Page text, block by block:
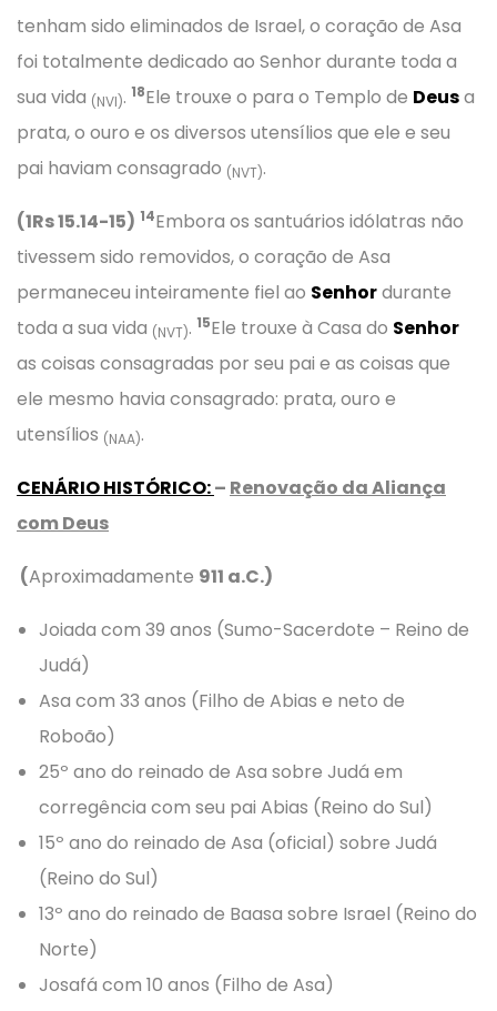
tenham sido eliminados de Israel, o coração de Asa
foi totalmente dedicado ao Senhor durante toda a
sua vida (NVI). 18Ele trouxe o para o Templo de Deusa
prata, o ouro e os diversos utensílios que ele e seu
pai haviam consagrado (NVT).
(1Rs 15.14-15) 14Embora os santuários idólatras não
tivessem sido removidos, o coração de Asa
permaneceu inteiramente fiel ao Senhordurante
toda a sua vida (NVT). 15Ele trouxe à Casa do Senhor
as coisas consagradas por seu pai e as coisas que
ele mesmo havia consagrado: prata, ouro e
utensílios (NAA).
CENÁRIO HISTÓRICO:– Renovação da Aliança
com Deus
(Aproximadamente 911 a.C.)
Joiada com 39 anos (Sumo-Sacerdote – Reino de
Judá)
Asa com 33 anos (Filho de Abias e neto de
Roboão)
25º ano do reinado de Asa sobre Judá em
corregência com seu pai Abias (Reino do Sul)
15º ano do reinado de Asa (oficial) sobre Judá
(Reino do Sul)
13º ano do reinado de Baasa sobre Israel (Reino do
Norte)
Josafá com 10 anos (Filho de Asa)